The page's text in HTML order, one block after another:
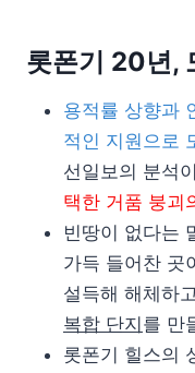
롯폰기 20년,
용적률 상향과
적인 지원으로
선일보의 분석
택한 거품 붕괴
빈땅이 없다는
가득 들어찬 곳
설득해 해체하
복합 단지 를 만
롯폰기 힐스의